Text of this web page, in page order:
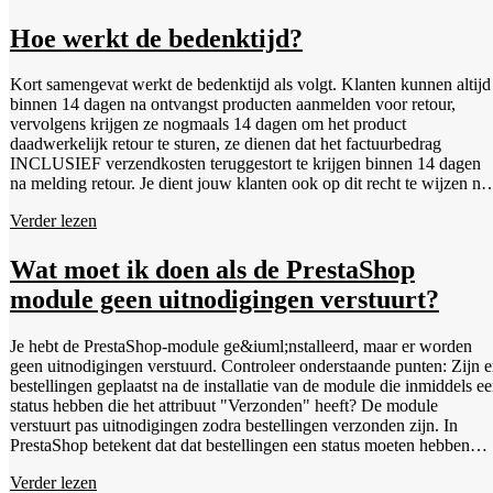
betaalde Custom Review Widget App van InstijlMedia te activeren.
Deze kan jouw WebwinkelKeur reviewscore en reviews op een
zonder algemene voorwaarden niet erg voordeliger voor de
ondernemer. Belangrijk dan ook om algemene voorwaarden op je
Het opstellen van algemene voorwaarden hoeft niet complex te zijn,
gezien de meeste webwinkels juridisch niet veel van elkaar
verschillen, we bieden gratis algemene voorwaarden voor webshops
aangevuld met andere juridische documenten en voorbeeldteksten.
Daarmee heb je je webwinkel snel op orde.
Hoe werkt de bedenktijd?
Kort samengevat werkt de bedenktijd als volgt. Klanten kunnen altijd
binnen 14 dagen na ontvangst producten aanmelden voor retour,
vervolgens krijgen ze nogmaals 14 dagen om het product
daadwerkelijk retour te sturen, ze dienen dat het factuurbedrag
INCLUSIEF verzendkosten teruggestort te krijgen binnen 14 dagen
na melding retour. Je dient jouw klanten ook op dit recht te wijzen na
vergoeden, wijs je klant er dan wel op dat hij zelf de kosten moet
kun je eenvoudig onze voorbeeldtekst kopiëren en plakken. Deze
teksten moeten op een aparte pagina staan met een titel als
“Retourneren” welke rechtstreeks klikbaar moet zijn vanuit het menu
kent diverse uitzonderingen. Meer informatie over de bedenktijd?
dan meer over bedenktijd.
Verder lezen
Wat moet ik doen als de PrestaShop
module geen uitnodigingen verstuurt?
Je hebt de PrestaShop-module ge&iuml;nstalleerd, maar er worden
geen uitnodigingen verstuurd. Controleer onderstaande punten: Zijn
bestellingen geplaatst na de installatie van de module die inmiddels
status hebben die het attribuut "Verzonden" heeft? De module
verstuurt pas uitnodigingen zodra bestellingen verzonden zijn. In
PrestaShop betekent dat dat bestellingen een status moeten hebben
aangevinkt. De module verstuurt alleen uitnodigingen voor
Verder lezen